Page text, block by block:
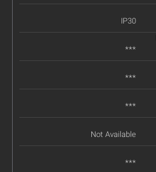
IP30
***
***
***
Not Available
***